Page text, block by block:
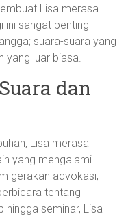
Lisa merasa
ini sangat penting
suara-suara yang
yang luar biasa.
dan
Lisa merasa
yang mengalami
gerakan advokasi,
tentang
seminar, Lisa